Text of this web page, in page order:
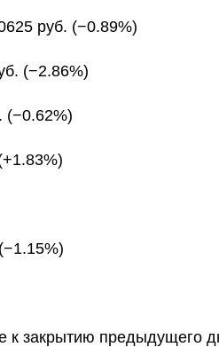
руб. (−0.89%)
(−2.86%)
(−0.62%)
к закрытию предыдущего